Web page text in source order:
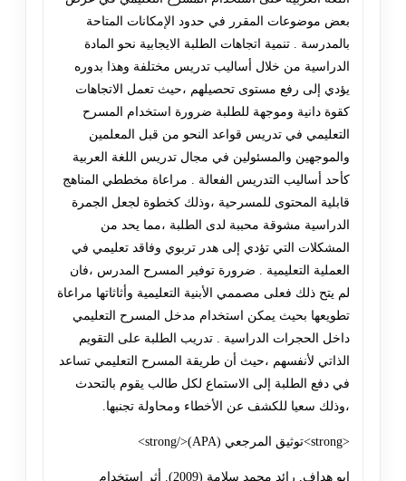
بعض موضوعات المقرر في حدود الإمكانات المتاحة
بالمدرسة . تنمية اتجاهات الطلبة الايجابية نحو المادة
الدراسية من خلال أساليب تدريس مختلفة وهذا بدوره
يؤدي إلى رفع مستوى تحصيلهم ،حيث تعمل الاتجاهات
كقوة دانية وموجهة للطلبة ضرورة استخدام المسرح
التعليمي في تدريس قواعد النحو من قبل المعلمين
والموجهين والمسئولين في مجال تدريس اللغة العربية
كأحد أساليب التدريس الفعالة . مراعاة مخططي المناهج
قابلية المحتوى للمسرحية ،وذلك كخطوة لجعل الجمرة
الدراسية مشوقة محببة لدى الطلبة ،مما يحد من
المشكلات التي تؤدي إلى هدر تربوي وفاقد تعليمي في
العملية التعليمية . ضرورة توفير المسرح المدرس ،فان
لم يتح ذلك فعلى مصممي الأبنية التعليمية وأثاثاتها مراعاة
تطويعها بحيث يمكن استخدام مدخل المسرح التعليمي
داخل الحجرات الدراسية . تدريب الطلبة على التقويم
الذاتي لأنفسهم ،حيث أن طريقة المسرح التعليمي تساعد
في دفع الطلبة إلى الاستماع لكل طالب يقوم بالتحدث
،وذلك سعيا للكشف عن الأخطاء ومحاولة تجنبها.
<strong>توثيق المرجعي (APA)</strong>
ابو هداف, رائد محمد سلامة (2009). أثر استخدام